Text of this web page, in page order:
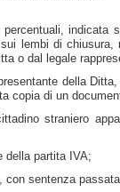
lembi di
o dal legale
della
copia di un
straniero
della partita IVA;
con sentenza